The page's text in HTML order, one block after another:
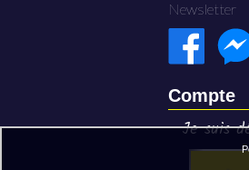
Newsletter
Compte
Je suis